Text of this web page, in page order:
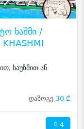
ხაშმი /
KHASHMI
საუზმით ან
დაზოგე 30 ₾
4